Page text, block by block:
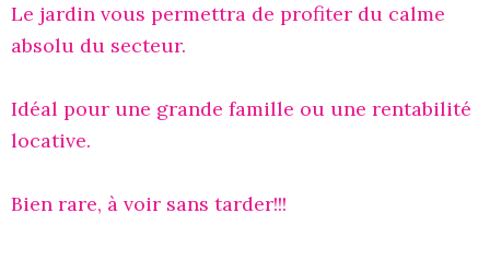
Le jardin vous permettra de profiter du calme
absolu du secteur.
Idéal pour une grande famille ou une rentabilité
locative.
Bien rare, à voir sans tarder!!!